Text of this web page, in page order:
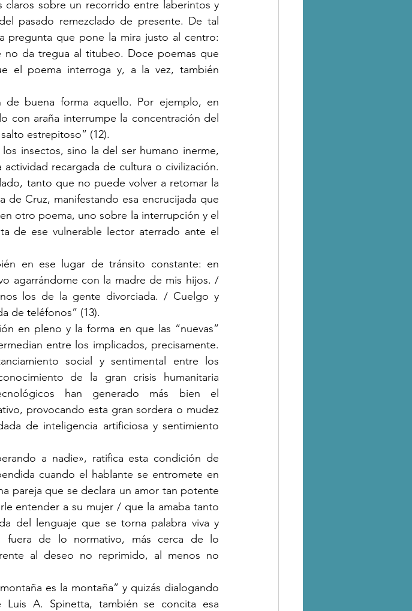
pasado remezclado de presente. De tal
pregunta que pone la mira justo al centro:
no da tregua al titubeo. Doce poemas que
el poema interroga y, a la vez, también
con araña interrumpe la concentración del
estrepitoso” (12).
recargada de cultura o civilización.
tanto que no puede volver a retomar la
de Cruz, manifestando esa encrucijada que
otro poema, uno sobre la interrupción y el
de ese vulnerable lector aterrado ante el
agarrándome con la madre de mis hijos. /
los de la gente divorciada. / Cuelgo y
de teléfonos” (13).
entre los implicados, precisamente.
social y sentimental entre los
de la gran crisis humanitaria
han generado más bien el
provocando esta gran sordera o mudez
cuando el hablante se entromete en
pareja que se declara un amor tan potente
entender a su mujer / que la amaba tanto
del lenguaje que se torna palabra viva y
fuera de lo normativo, más cerca de lo
al deseo no reprimido, al menos no
Luis A. Spinetta, también se concita esa